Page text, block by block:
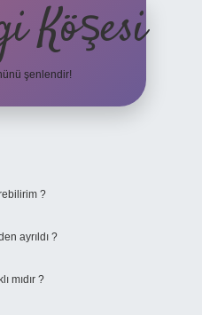
Köşesi
şenlendir!
?
ayrıldı ?
mıdır ?